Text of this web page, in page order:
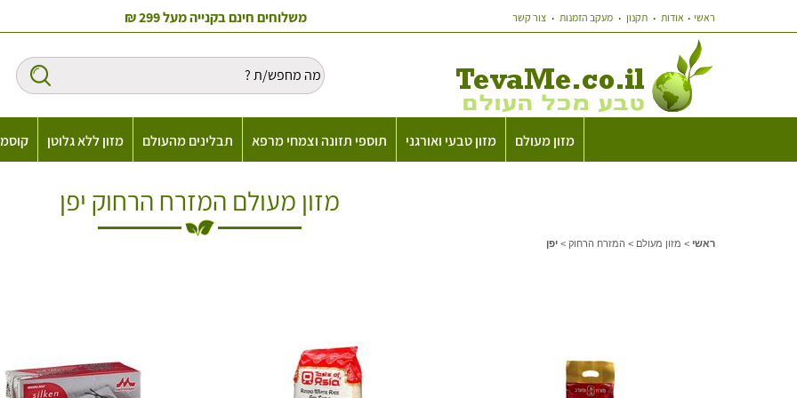
ראשי אודות תקנון מעקב הזמנות צור קשר משלוחים חינם בקנייה מעל 299 ₪
מזון מעולם מזון טבעי ואורגני תוספי תזונה וצמחי מרפא תבלינים מהעולם מזון ללא גלוטן
מזון מעולם המזרח הרחוק יפן
ראשי > מזון מעולם > המזרח הרחוק > יפן